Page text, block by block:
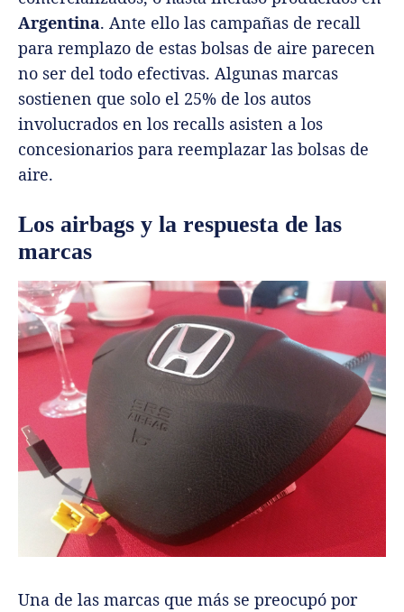
Argentina. Ante ello las campañas de recall
para remplazo de estas bolsas de aire parecen
no ser del todo efectivas. Algunas marcas
sostienen que solo el 25% de los autos
involucrados en los recalls asisten a los
concesionarios para reemplazar las bolsas de
aire.
Los airbags y la respuesta de las
marcas
Una de las marcas que más se preocupó por